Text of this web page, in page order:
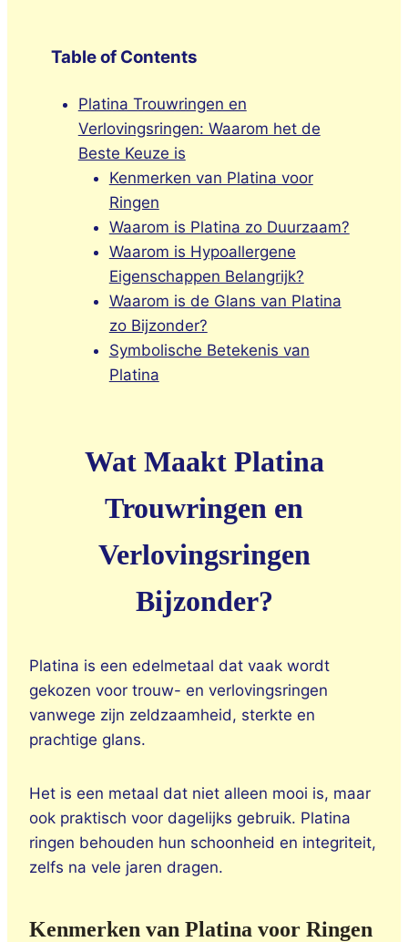
Table of Contents
Platina Trouwringen en
Verlovingsringen: Waarom het de
Beste Keuze is
Kenmerken van Platina voor
Ringen
Waarom is Platina zo Duurzaam?
Waarom is Hypoallergene
Eigenschappen Belangrijk?
Waarom is de Glans van Platina
zo Bijzonder?
Symbolische Betekenis van
Platina
Wat Maakt Platina
Trouwringen en
Verlovingsringen
Bijzonder?
Platina is een edelmetaal dat vaak wordt
gekozen voor trouw- en verlovingsringen
vanwege zijn zeldzaamheid, sterkte en
prachtige glans.
Het is een metaal dat niet alleen mooi is, maar
ook praktisch voor dagelijks gebruik. Platina
ringen behouden hun schoonheid en integriteit,
zelfs na vele jaren dragen.
Kenmerken van Platina voor Ringen